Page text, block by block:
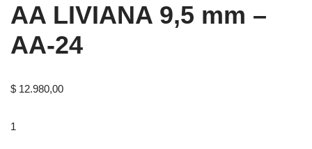
AA LIVIANA 9,5 mm –
AA-24
$ 12.980,00
1